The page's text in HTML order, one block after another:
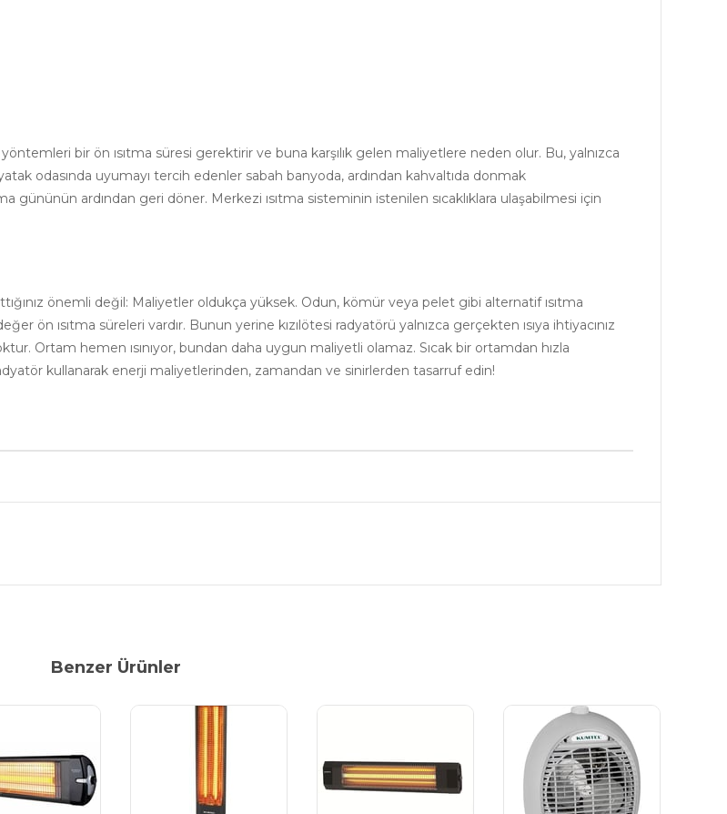
bir ön ısıtma süresi gerektirir ve buna karşılık gelen maliyetlere neden olur. Bu, yalnızca
odasında uyumayı tercih edenler sabah banyoda, ardından kahvaltıda donmak
gününün ardından geri döner. Merkezi ısıtma sisteminin istenilen sıcaklıklara ulaşabilmesi için
önemli değil: Maliyetler oldukça yüksek. Odun, kömür veya pelet gibi alternatif ısıtma
ön ısıtma süreleri vardır. Bunun yerine kızılötesi radyatörü yalnızca gerçekten ısıya ihtiyacınız
Ortam hemen ısınıyor, bundan daha uygun maliyetli olamaz. Sıcak bir ortamdan hızla
kullanarak enerji maliyetlerinden, zamandan ve sinirlerden tasarruf edin!
Benzer Ürünler